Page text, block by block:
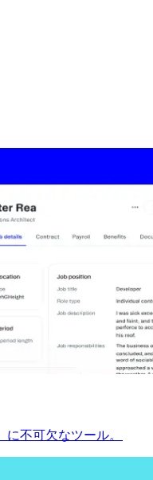
不可欠なツール。​​